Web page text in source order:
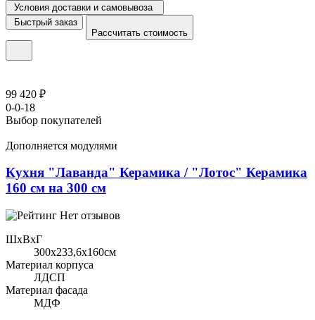
Условия доставки и самовывоза
Быстрый заказ
Рассчитать стоимость
99 420 ₽
0-0-18
Выбор покупателей
Дополняется модулями
Кухня "Лаванда" Керамика / "Лотос" Керамика
160 см на 300 см
Нет отзывов
ШхВхГ
300x233,6х160см
Материал корпуса
ЛДСП
Материал фасада
МДФ